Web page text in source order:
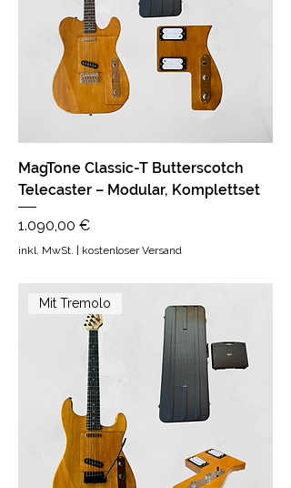
MagTone Classic-T Butterscotch
Telecaster – Modular, Komplettset
Preis
1.090,00 €
inkl. MwSt. | kostenloser Versand
Mit Tremolo